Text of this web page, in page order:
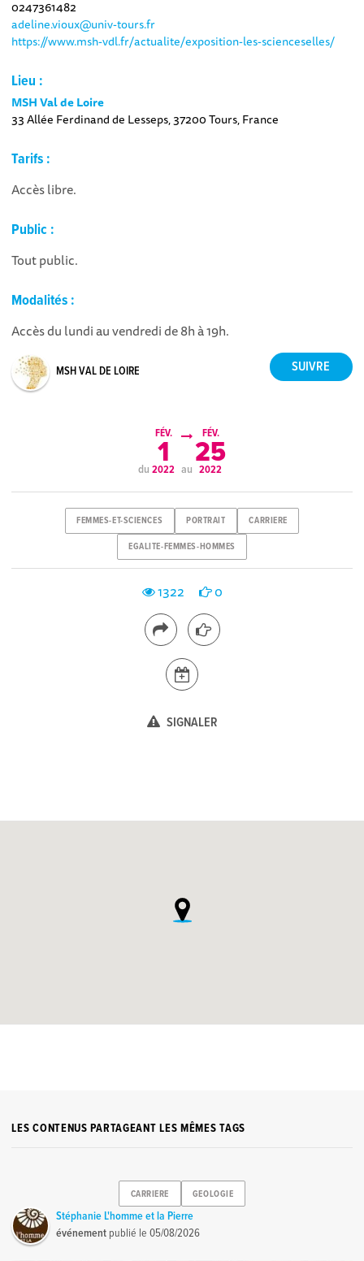
0247361482
adeline.vioux@univ-tours.fr
https://www.msh-vdl.fr/actualite/exposition-les-scienceselles/
Lieu :
MSH Val de Loire
33 Allée Ferdinand de Lesseps, 37200 Tours, France
Tarifs :
Accès libre.
Public :
Tout public.
Modalités :
Accès du lundi au vendredi de 8h à 19h.
MSH VAL DE LOIRE
du
FÉV.
1
2022 au
FÉV.
25
2022
FEMMES-ET-SCIENCES PORTRAIT CARRIERE
EGALITE-FEMMES-HOMMES
1322 0
SIGNALER
LES CONTENUS PARTAGEANT LES MÊMES TAGS
CARRIERE GEOLOGIE
Stéphanie L'homme et la Pierre
événement publié le05/08/2026